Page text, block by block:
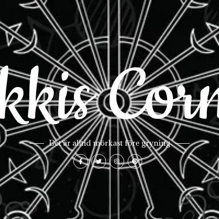
Det är alltid mörkast före gryning